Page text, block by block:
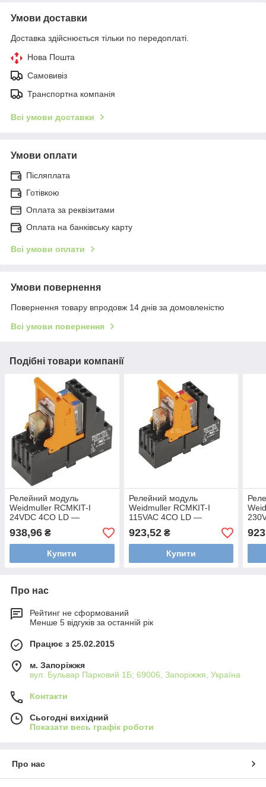
Умови доставки
Доставка здійснюється тільки по передоплаті.
Нова Пошта
Самовивіз
Транспортна компанія
Всі умови доставки
Умови оплати
Післяплата
Готівкою
Оплата за реквізитами
Оплата на банківську карту
Всі умови оплати
Умови повернення
Повернення товару впродовж 14 днів за домовленістю
Всі умови повернення
Подібні товари компанії
Релейний модуль
Weidmuller RCMKIT-I
24VDC 4CO LD —
8921030000
938,96 ₴
Купити
Релейний модуль
Weidmuller RCMKIT-I
115VAC 4CO LD —
8921050000
923,52₴
Купити
Про нас
Рейтинг не сформований
Менше 5 відгуків за останній рік
Працює з 25.02.2015
м. Запоріжжя
вул. Бульвар Парковий 1Б; 69006, Запоріжжя, Україна
Контакти
Сьогодні вихідний
Показати весь графік роботи
Про нас